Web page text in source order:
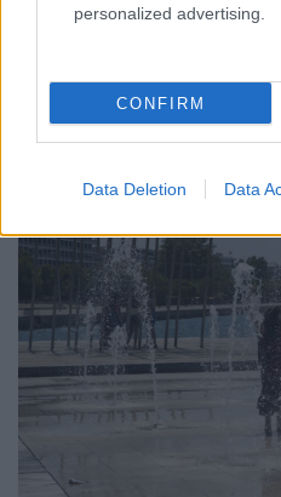
personalized advertising.
CONFIRM
Data Deletion Data
Ελλάδα:
άρθρα